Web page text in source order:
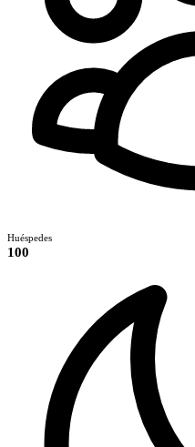
Huéspedes
100